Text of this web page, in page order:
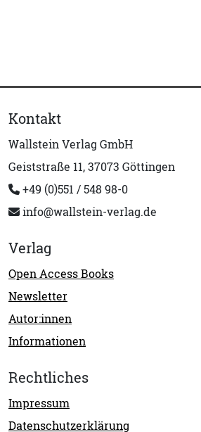
Kontakt
Wallstein Verlag GmbH
Geiststraße 11, 37073 Göttingen
+49 (0)551 / 548 98-0
info@wallstein-verlag.de
Verlag
Open Access Books
Newsletter
Autor:innen
Informationen
Rechtliches
Impressum
Datenschutzerklärung